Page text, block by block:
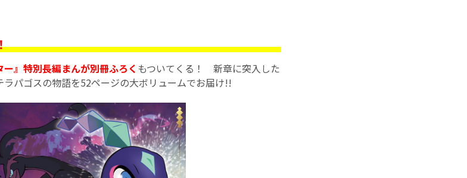
』特別長編まんが別冊ふろく もついてくる！ 新章に突入した
パゴスの物語を52ページの大ボリュームでお届け!!